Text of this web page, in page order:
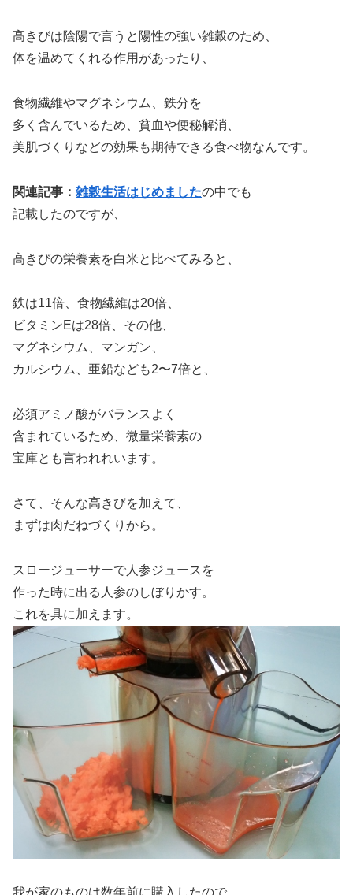
高きびは陰陽で言うと陽性の強い雑穀のため、
体を温めてくれる作用があったり、
食物繊維やマグネシウム、鉄分を
多く含んでいるため、貧血や便秘解消、
美肌づくりなどの効果も期待できる食べ物なんです。
関連記事： 雑穀生活はじめましたの中でも
記載したのですが、
高きびの栄養素を白米と比べてみると、
鉄は11倍、食物繊維は20倍、
ビタミンEは28倍、その他、
マグネシウム、マンガン、
カルシウム、亜鉛なども2〜7倍と、
必須アミノ酸がバランスよく
含まれているため、微量栄養素の
宝庫とも言われれいます。
さて、そんな高きびを加えて、
まずは肉だねづくりから。
スロージューサーで人参ジュースを
作った時に出る人参のしぼりかす。
これを具に加えます。
我が家のものは数年前に購入したので、